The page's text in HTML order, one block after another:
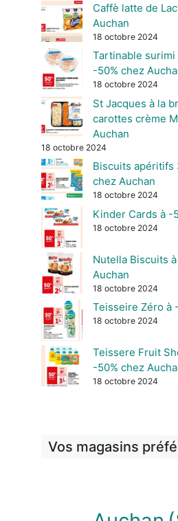
Caffè latte de
Auchan
18 octobre 2024
Tartinable
-50% chez
18 octobre 2024
St Jacques à la
carottes crème
Auchan
18 octobre 2024
Biscuits apéritifs
chez Auchan
18 octobre 2024
Kinder Cards à -
18 octobre 2024
Nutella Biscuits
Auchan
18 octobre 2024
Teisseire Zéro à
18 octobre 2024
Teissere Fruit
-50% chez
18 octobre 2024
Vos magasins